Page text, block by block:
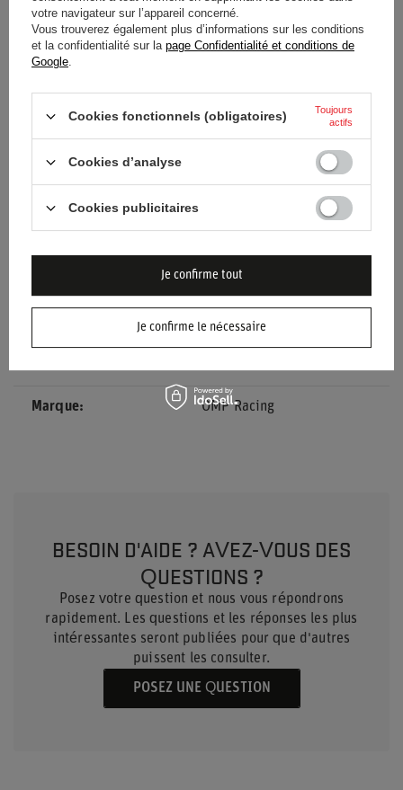
Entité responsable de ce
produit dans l'UE
RACING FORCE
État Nouveaux produits
Autre
CIK-FIA
Marque OMP Racing
BESOIN D'AIDE ? AVEZ-VOUS DES
QUESTIONS ?
Posez votre question et nous vous répondrons
rapidement. Les questions et les réponses les plus
intéressantes seront publiées pour que d'autres
puissent les consulter.
POSEZ UNE QUESTION
votre navigateur sur l’appareil concerné.
Vous trouverez également plus d’informations sur les conditions
et la confidentialité sur la page Confidentialité et conditions de
Google.
Cookies fonctionnels (obligatoires)
Toujours
actifs
Cookies d’analyse
Cookies publicitaires
Je confirme le nécessaire
Je confirme tout